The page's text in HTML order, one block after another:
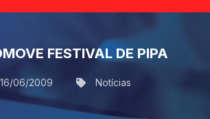
FESTIVAL DE PIPA
16/06/2009 Notícias